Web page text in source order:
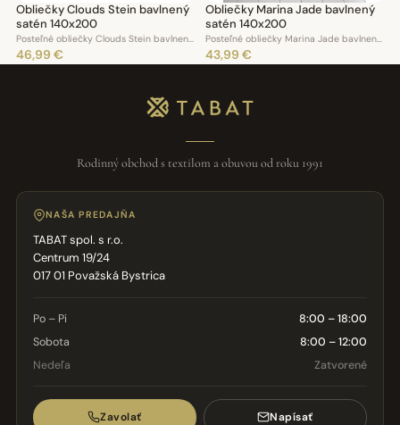
Obliečky Clouds Stein bavlnený
satén 140x200
46,99 €
Obliečky Marina Jade bavlnený
satén 140x200
43,99 €
Rodinný obchod s textilom a obuvou od roku 1991
NAŠA PREDAJŇA
TABAT spol. s r.o.
Centrum 19/24
017 01 Považská Bystrica
Po – Pi
8:00 – 18:00
Sobota
8:00 – 12:00
Nedeľa
Zatvorené
Zavolať Napísať